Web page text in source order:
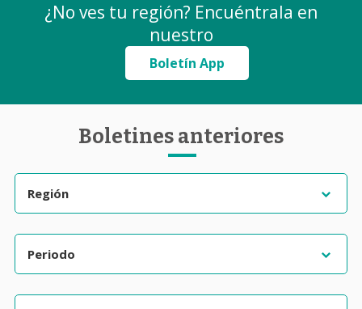
¿No ves tu región? Encuéntrala en
nuestro
Boletín App
Boletines anteriores